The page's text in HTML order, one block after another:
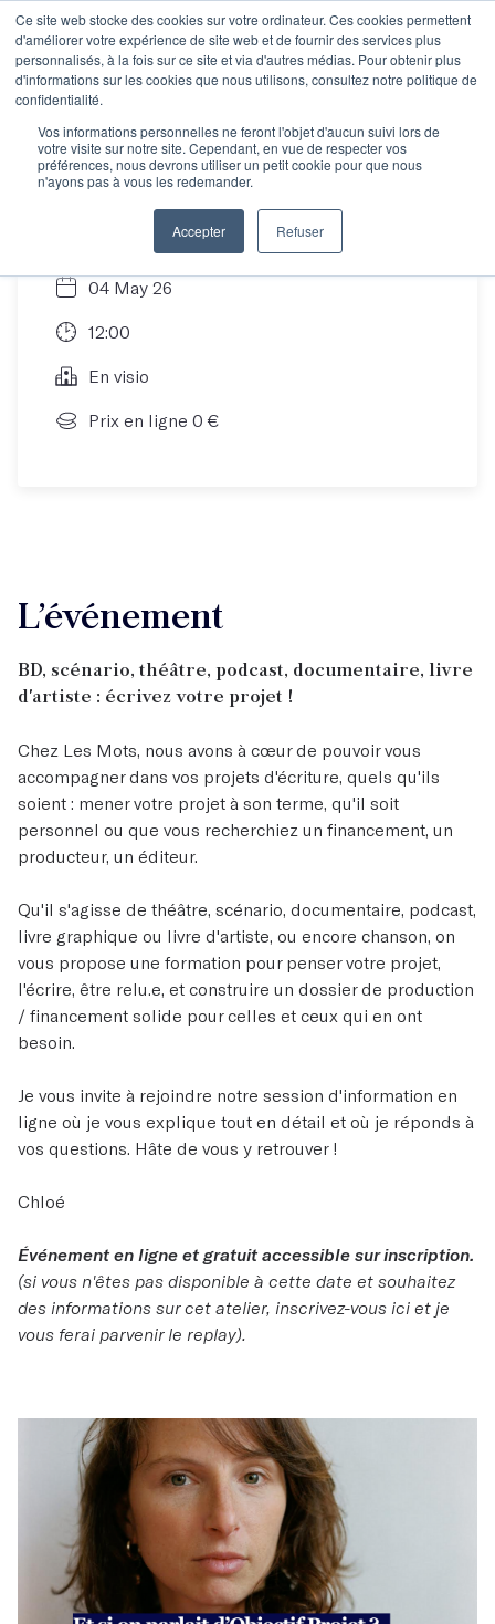
Ce site web stocke des cookies sur votre ordinateur. Ces cookies permettent
d'améliorer votre expérience de site web et de fournir des services plus
personnalisés, à la fois sur ce site et via d'autres médias. Pour obtenir plus
d'informations sur les cookies que nous utilisons, consultez notre politique de
confidentialité.
Vos informations personnelles ne feront l'objet d'aucun suivi lors de
votre visite sur notre site. Cependant, en vue de respecter vos
préférences, nous devrons utiliser un petit cookie pour que nous
n'ayons pas à vous les redemander.
Accepter Refuser
Et si on parlait
d'Objectif Projet ?
04 May 26
12:00
En visio
Prix en ligne 0 €
L’événement
BD, scénario, théâtre, podcast, documentaire, livre
d'artiste : écrivez votre projet !
Chez Les Mots, nous avons à cœur de pouvoir vous
accompagner dans vos projets d'écriture, quels qu'ils
soient : mener votre projet à son terme, qu'il soit
personnel ou que vous recherchiez un financement, un
producteur, un éditeur.
Qu'il s'agisse de théâtre, scénario, documentaire, podcast,
livre graphique ou livre d'artiste, ou encore chanson, on
vous propose une formation pour penser votre projet,
l'écrire, être relu.e, et construire un dossier de production
/ financement solide pour celles et ceux qui en ont
besoin.
Je vous invite à rejoindre notre session d'information en
ligne où je vous explique tout en détail et où je réponds à
vos questions. Hâte de vous y retrouver !
Chloé
Événement en ligne et gratuit accessible sur inscription.
(si vous n'êtes pas disponible à cette date et souhaitez
des informations sur cet atelier, inscrivez-vous ici et je
vous ferai parvenir le replay).